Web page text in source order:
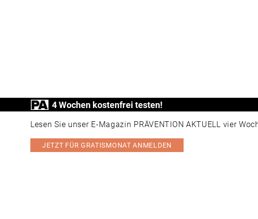
4 Wochen kostenfrei testen!
Lesen Sie unser E-Magazin PRÄVENTION AKTUELL vier
JETZT FÜR GRATISMONAT ANMELDEN